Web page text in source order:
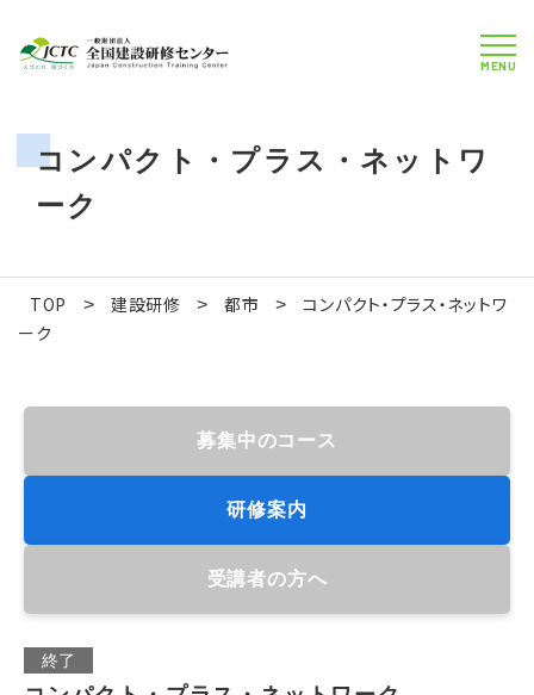
MENU
コンパクト・プラス・ネットワ
ーク
TOP > 建設研修 > 都市 >
コンパクト・プラス・ネットワ
ーク
募集中のコース
研修案内
受講者の方へ
終了